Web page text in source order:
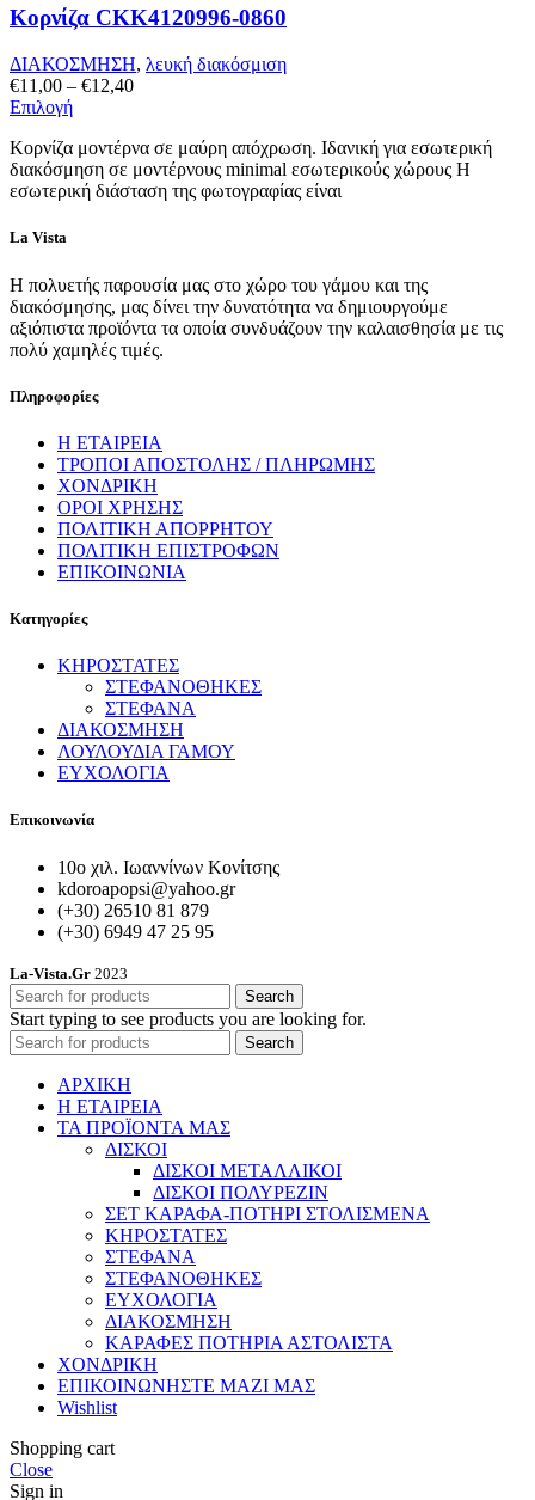
σελίδα
προϊόντος
Κορνίζα CKK4120996-0860
ΔΙΑΚΟΣΜΗΣΗ, λευκή διακόσμιση
€11,00 – €12,40Price
through
€12,40
ΕπιλογήΑυτό
προϊόν
έχει
πολλαπλές
μπορούν
να
επιλεγούν
στη
σελίδα
του
προϊόντος
Κορνίζα μοντέρνα σε μαύρη απόχρωση. Ιδανική για εσωτερική
διακόσμηση σε μοντέρνους minimal εσωτερικούς χώρους Η
εσωτερική διάσταση της φωτογραφίας είναι
La Vista
Η πολυετής παρουσία μας στο χώρο του γάμου και της
διακόσμησης, μας δίνει την δυνατότητα να δημιουργούμε
αξιόπιστα προϊόντα τα οποία συνδυάζουν την καλαισθησία με τις
πολύ χαμηλές τιμές.
Πληροφορίες
Η ΕΤΑΙΡΕΙΑ
ΤΡΟΠΟΙ ΑΠΟΣΤΟΛΗΣ / ΠΛΗΡΩΜΗΣ
ΧΟΝΔΡΙΚΗ
ΟΡΟΙ ΧΡΗΣΗΣ
ΠΟΛΙΤΙΚΗ ΑΠΟΡΡΗΤΟΥ
ΠΟΛΙΤΙΚΗ ΕΠΙΣΤΡΟΦΩΝ
ΕΠΙΚΟΙΝΩΝΙΑ
Κατηγορίες
ΚΗΡΟΣΤΑΤΕΣ
ΣΤΕΦΑΝΟΘΗΚΕΣ
ΣΤΕΦΑΝΑ
ΔΙΑΚΟΣΜΗΣΗ
ΛΟΥΛΟΥΔΙΑ ΓΑΜΟΥ
ΕΥΧΟΛΟΓΙΑ
Επικοινωνία
10ο χιλ. Ιωαννίνων Κονίτσης
kdoroapopsi@yahoo.gr
(+30) 26510 81 879
(+30) 6949 47 25 95
La-Vista.Gr 2023
Search
Start typing to see products you are looking for.
Search
ΑΡΧΙΚΗ
Η ΕΤΑΙΡΕΙΑ
ΤΑ ΠΡΟΪΟΝΤΑ ΜΑΣ
ΔΙΣΚΟΙ
ΔΙΣΚΟΙ ΜΕΤΑΛΛΙΚΟΙ
ΔΙΣΚΟΙ ΠΟΛΥΡΕΖΙΝ
ΣΕΤ ΚΑΡΑΦΑ-ΠΟΤΗΡΙ ΣΤΟΛΙΣΜΕΝΑ
ΚΗΡΟΣΤΑΤΕΣ
ΣΤΕΦΑΝΑ
ΣΤΕΦΑΝΟΘΗΚΕΣ
ΕΥΧΟΛΟΓΙΑ
ΔΙΑΚΟΣΜΗΣΗ
ΚΑΡΑΦΕΣ ΠΟΤΗΡΙΑ ΑΣΤΟΛΙΣΤΑ
ΧΟΝΔΡΙΚΗ
ΕΠΙΚΟΙΝΩΝΗΣΤΕ ΜΑΖΙ ΜΑΣ
Wishlist
Shopping cart
Close
Sign in